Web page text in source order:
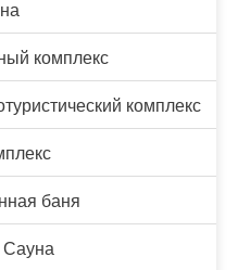
комплекс
комплекс
баня